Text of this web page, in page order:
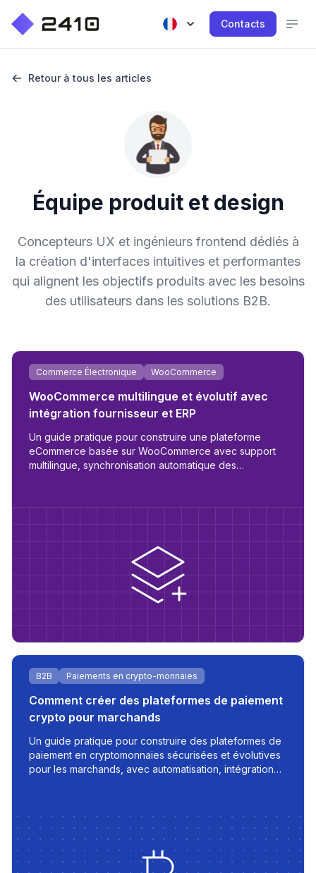
Contacts
Retour à tous les articles
Équipe produit et design
Concepteurs UX et ingénieurs frontend dédiés à
la création d'interfaces intuitives et performantes
qui alignent les objectifs produits avec les besoins
des utilisateurs dans les solutions B2B.
Commerce Électronique WooCommerce
WooCommerce multilingue et évolutif avec
intégration fournisseur et ERP
Un guide pratique pour construire une plateforme
eCommerce basée sur WooCommerce avec support
multilingue, synchronisation automatique des
B2B Paiements en crypto-monnaies
Comment créer des plateformes de paiement
crypto pour marchands
Un guide pratique pour construire des plateformes de
paiement en cryptomonnaies sécurisées et évolutives
pour les marchands, avec automatisation, intégration